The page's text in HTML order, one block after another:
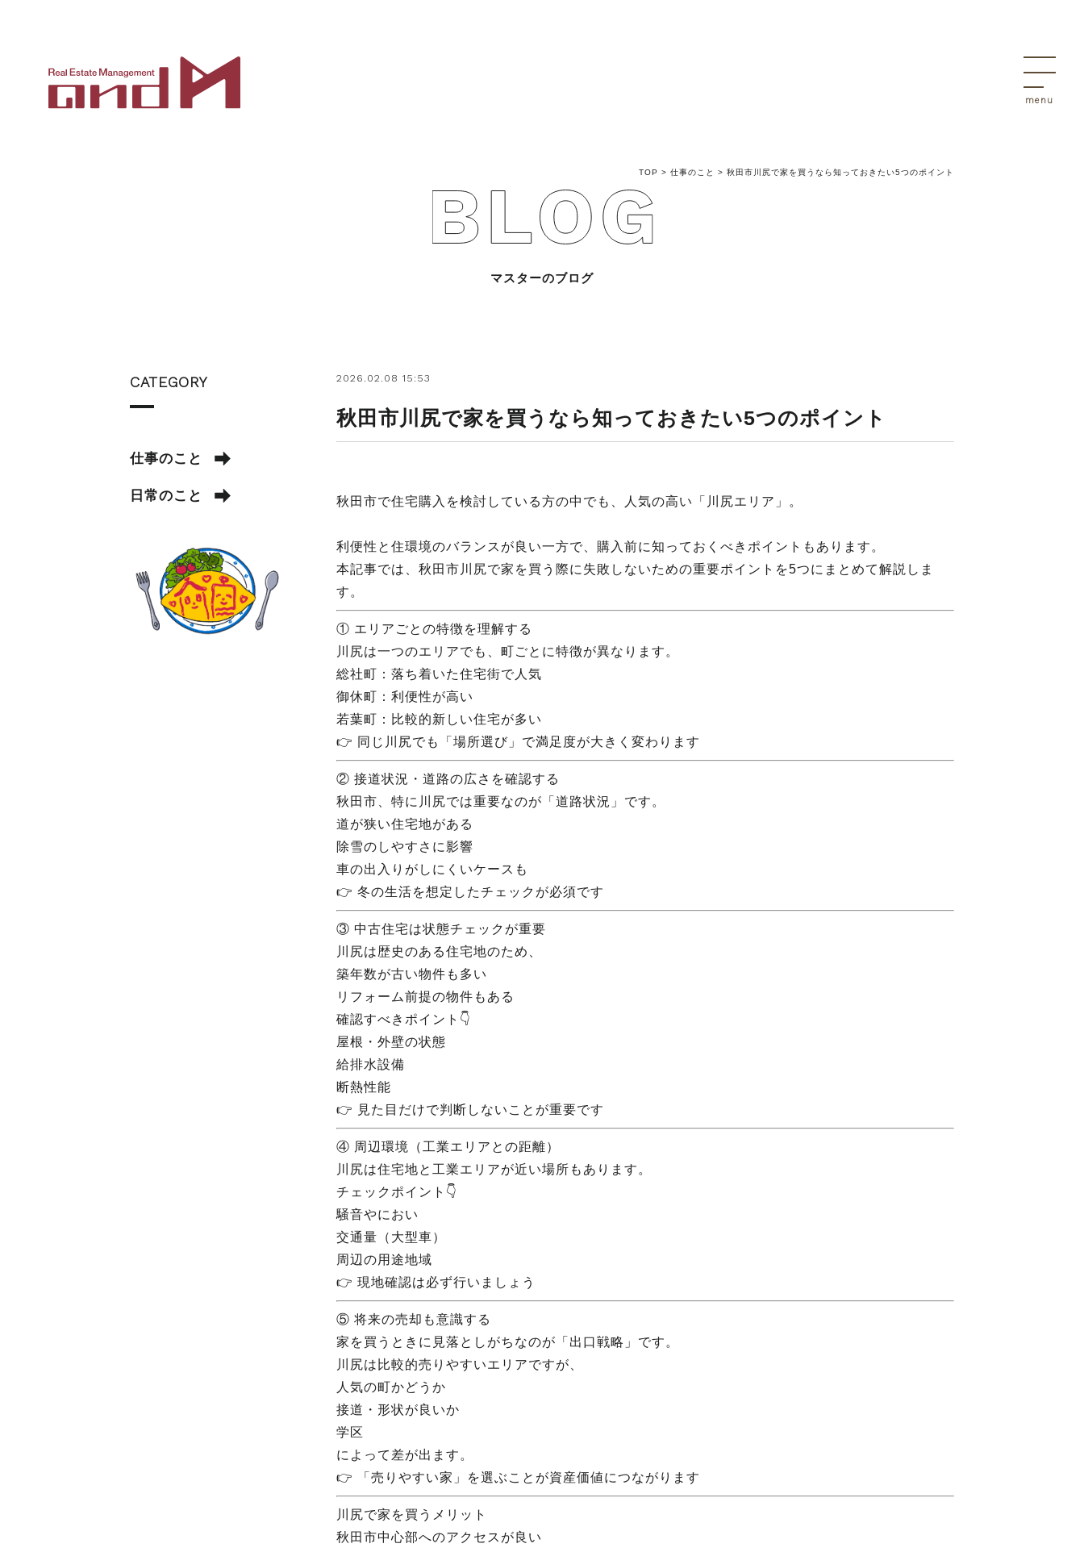
会社概要
TOP > 仕事のこと > 秋田市川尻で家を買うなら知っておきたい5つのポイント
マスターのブログ
2026.02.08 15:53
秋田市川尻で家を買うなら知っておきたい5つのポイント
秋田市で住宅購入を検討している方の中でも、人気の高い「川尻エリア」。
利便性と住環境のバランスが良い一方で、購入前に知っておくべきポイントもあります。
本記事では、秋田市川尻で家を買う際に失敗しないための重要ポイントを5つにまとめて解説しま
す。
① エリアごとの特徴を理解する
川尻は一つのエリアでも、町ごとに特徴が異なります。
総社町：落ち着いた住宅街で人気
御休町：利便性が高い
若葉町：比較的新しい住宅が多い
👉 同じ川尻でも「場所選び」で満足度が大きく変わります
② 接道状況・道路の広さを確認する
秋田市、特に川尻では重要なのが「道路状況」です。
道が狭い住宅地がある
除雪のしやすさに影響
車の出入りがしにくいケースも
👉 冬の生活を想定したチェックが必須です
③ 中古住宅は状態チェックが重要
川尻は歴史のある住宅地のため、
築年数が古い物件も多い
リフォーム前提の物件もある
確認すべきポイント👇
屋根・外壁の状態
給排水設備
断熱性能
👉 見た目だけで判断しないことが重要です
④ 周辺環境（工業エリアとの距離）
川尻は住宅地と工業エリアが近い場所もあります。
チェックポイント👇
騒音やにおい
交通量（大型車）
周辺の用途地域
👉 現地確認は必ず行いましょう
⑤ 将来の売却も意識する
家を買うときに見落としがちなのが「出口戦略」です。
川尻は比較的売りやすいエリアですが、
人気の町かどうか
接道・形状が良いか
学区
によって差が出ます。
👉 「売りやすい家」を選ぶことが資産価値につながります
川尻で家を買うメリット
秋田市中心部へのアクセスが良い
CATEGORY
仕事のこと
日常のこと